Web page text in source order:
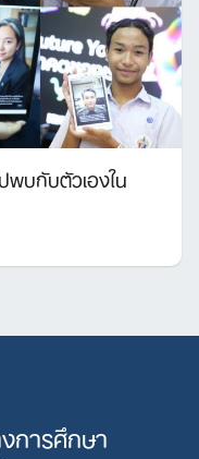
บกับตัวเองใน
การศึกษา